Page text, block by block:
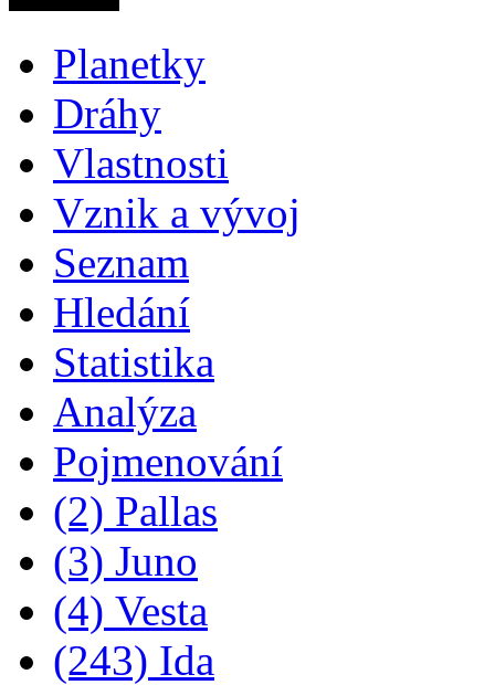
Planetky
Dráhy
Vlastnosti
Vznik a vývoj
Seznam
Hledání
Statistika
Analýza
Pojmenování
(2) Pallas
(3) Juno
(4) Vesta
(243) Ida